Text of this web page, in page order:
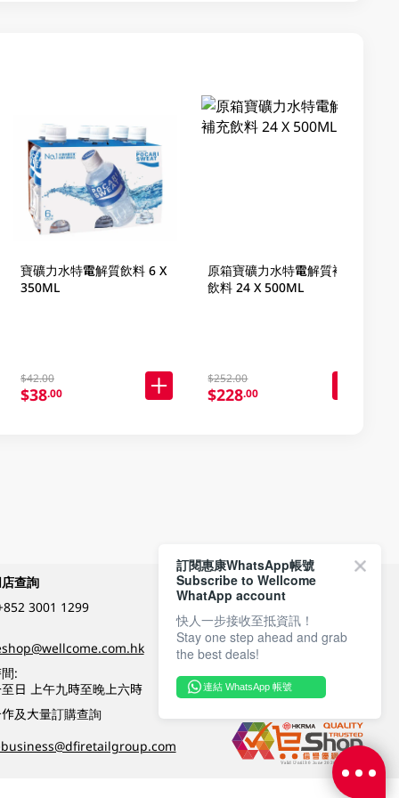
寶礦力水特電解質飲料 6 X
350ML
$42.00
$38.00
原箱寶礦力水特電解質補充
飲料 24 X 500ML
$252.00
$228.00
查詢
3001 1299
:
日 上午九時至晚上六時
及大量訂購查詢
付款方式
關注我們
訂閱惠康WhatsApp帳號
Subscribe to Wellcome
WhatApp account
快人一步接收至抵資訊！
Stay one step ahead and grab
the best deals!
連結 WhatsApp 帳號